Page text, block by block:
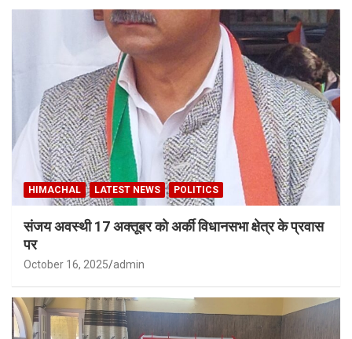
HIMACHAL LATEST NEWS POLITICS
संजय अवस्थी 17 अक्तूबर को अर्की विधानसभा क्षेत्र के प्रवास
पर
October 16, 2025 admin